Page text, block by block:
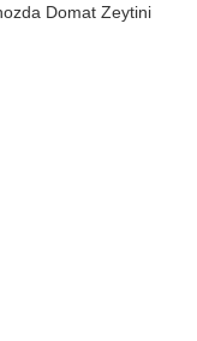
Domat Zeytini